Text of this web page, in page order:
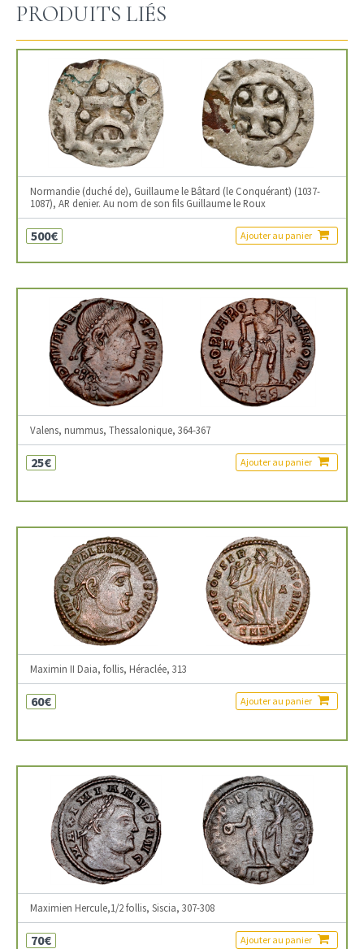
PRODUITS LIÉS
Normandie (duché de), Guillaume le Bâtard (le Conquérant) (1037-
1087), AR denier. Au nom de son fils Guillaume le Roux
500€ Ajouter au panier
Valens, nummus, Thessalonique, 364-367
25€ Ajouter au panier
Maximin II Daia, follis, Héraclée, 313
60€ Ajouter au panier
Maximien Hercule,1/2 follis, Siscia, 307-308
70€ Ajouter au panier